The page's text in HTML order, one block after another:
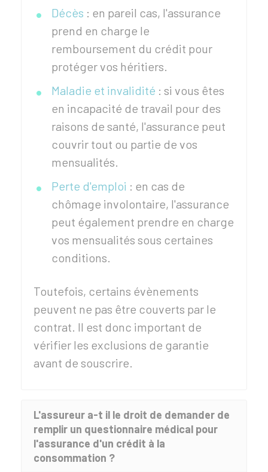
Décès : en pareil cas, l'assurance
prend en charge le
remboursement du crédit pour
protéger vos héritiers.
Maladie et invalidité : si vous êtes
en incapacité de travail pour des
raisons de santé, l'assurance peut
couvrir tout ou partie de vos
mensualités.
Perte d'emploi : en cas de
chômage involontaire, l'assurance
peut également prendre en charge
vos mensualités sous certaines
conditions.
Toutefois, certains évènements
peuvent ne pas être couverts par le
contrat. Il est donc important de
vérifier les exclusions de garantie
avant de souscrire.
L'assureur a-t il le droit de demander de
remplir un questionnaire médical pour
l'assurance d'un crédit à la
consommation ?